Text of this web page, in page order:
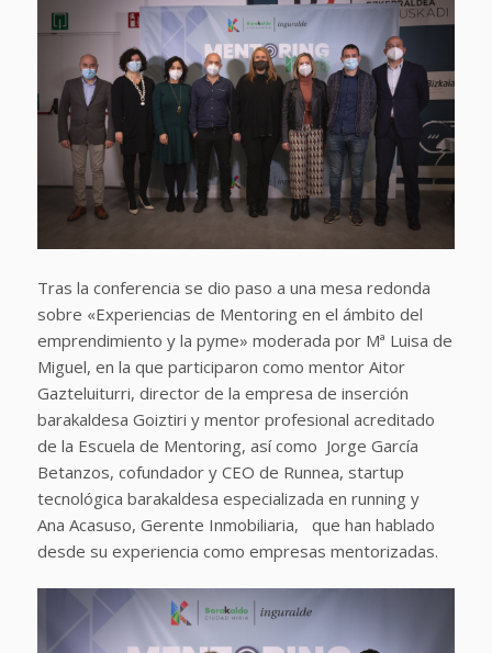
Tras la conferencia se dio paso a una mesa redonda
sobre «Experiencias de Mentoring en el ámbito del
emprendimiento y la pyme» moderada por Mª Luisa de
Miguel, en la que participaron como mentor Aitor
Gazteluiturri, director de la empresa de inserción
barakaldesa Goiztiri y mentor profesional acreditado
de la Escuela de Mentoring, así como Jorge García
Betanzos, cofundador y CEO de Runnea, startup
tecnológica barakaldesa especializada en running y
Ana Acasuso, Gerente Inmobiliaria, que han hablado
desde su experiencia como empresas mentorizadas.